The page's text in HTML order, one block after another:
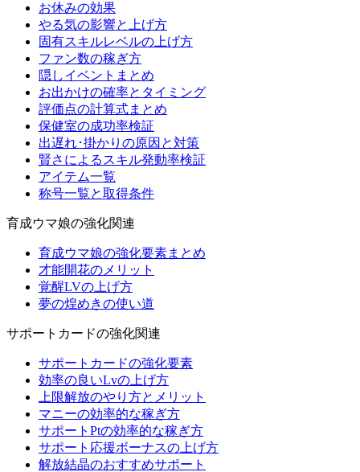
お休みの効果
やる気の影響と上げ方
固有スキルレベルの上げ方
ファン数の稼ぎ方
隠しイベントまとめ
お出かけの確率とタイミング
評価点の計算式まとめ
保健室の成功率検証
出遅れ･掛かりの原因と対策
賢さによるスキル発動率検証
アイテム一覧
称号一覧と取得条件
育成ウマ娘の強化関連
育成ウマ娘の強化要素まとめ
才能開花のメリット
覚醒LVの上げ方
夢の煌めきの使い道
サポートカードの強化関連
サポートカードの強化要素
効率の良いLvの上げ方
上限解放のやり方とメリット
マニーの効率的な稼ぎ方
サポートPtの効率的な稼ぎ方
サポート応援ボーナスの上げ方
解放結晶のおすすめサポート